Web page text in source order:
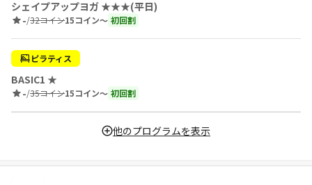
シェイプアップヨガ ★★★(平日)
-/32コイン15コイン〜 初回割
ピラティス
BASIC1 ★
-/35コイン15コイン〜 初回割
他のプログラムを表示